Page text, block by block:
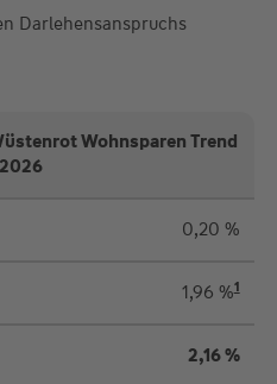
Darlehensanspruchs
Wohnsparen Trend
0,20 %
1,96 %1
2,16 %